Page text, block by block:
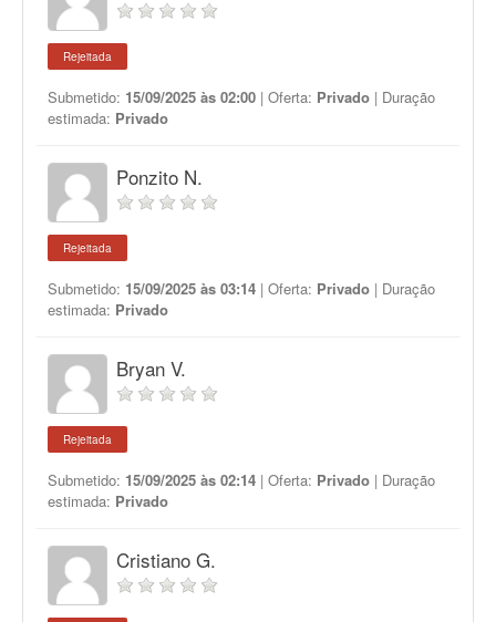
Rejeitada
Submetido: 15/09/2025 às 02:00 | Oferta: Privado | Duração
estimada: Privado
Ponzito N.
Rejeitada
Submetido: 15/09/2025 às 03:14 | Oferta: Privado | Duração
estimada: Privado
Bryan V.
Rejeitada
Submetido: 15/09/2025 às 02:14 | Oferta: Privado | Duração
estimada: Privado
Cristiano G.